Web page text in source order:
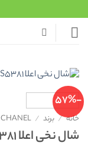
to
content
-57%
خانه / برند /
CHANEL
شال نخی اعلا S5381